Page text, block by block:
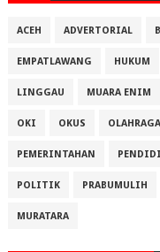
ACEH ADVERTORIAL
EMPATLAWANG HUKUM
LINGGAU MUARA ENIM
OKI OKUS OLAHRAGA
PEMERINTAHAN
POLITIK PRABUMULIH
MURATARA